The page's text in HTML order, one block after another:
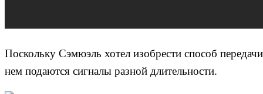
Поскольку Сэмюэль хотел изобрести способ
нем подаются сигналы разной длительности.